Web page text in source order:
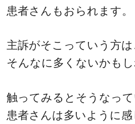
患者さんもおられます。
主訴がそこっていう方は
そんなに多くないかもし
触ってみるとそうなっ
患者さんは多いように感